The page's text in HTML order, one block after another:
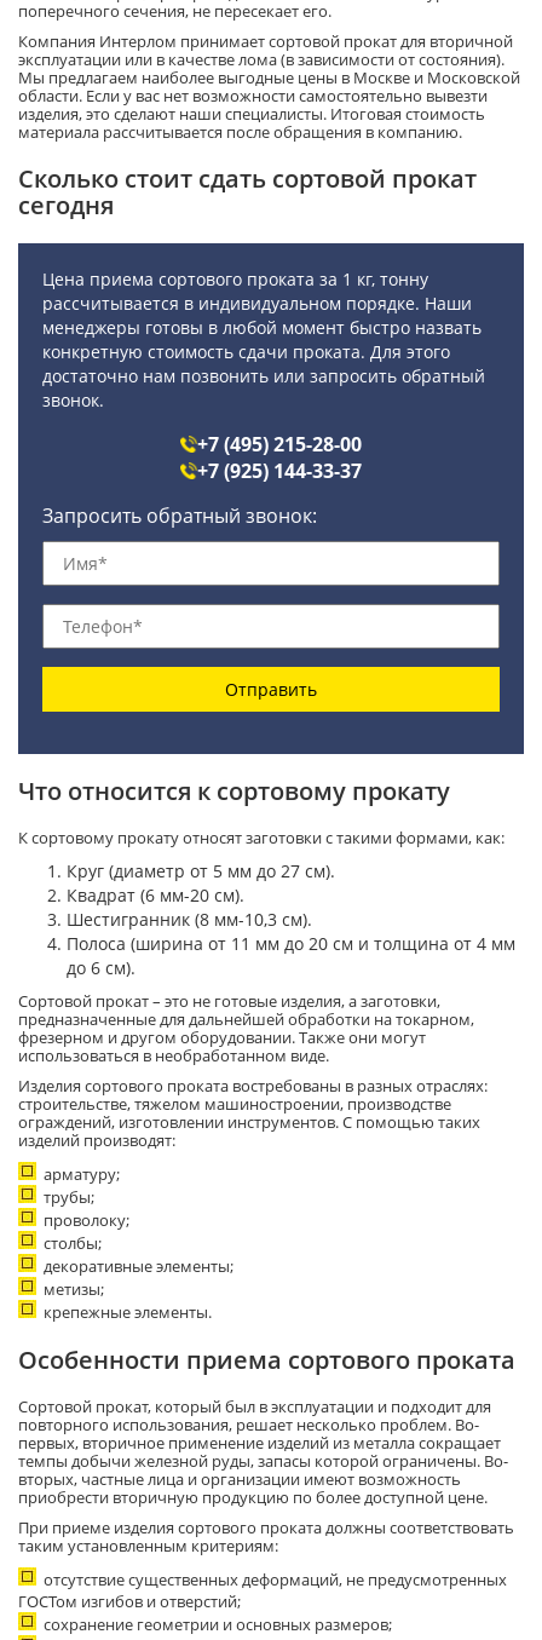
поперечного сечения, не пересекает его.
Компания Интерлом принимает сортовой прокат для вторичной
эксплуатации или в качестве лома (в зависимости от состояния).
Мы предлагаем наиболее выгодные цены в Москве и Московской
области. Если у вас нет возможности самостоятельно вывезти
изделия, это сделают наши специалисты. Итоговая стоимость
материала рассчитывается после обращения в компанию.
Сколько стоит сдать сортовой прокат
сегодня
Цена приема сортового проката за 1 кг, тонну
рассчитывается в индивидуальном порядке. Наши
менеджеры готовы в любой момент быстро назвать
конкретную стоимость сдачи проката. Для этого
достаточно нам позвонить или запросить обратный
звонок.
+7 (495) 215-28-00
+7 (925) 144-33-37
Запросить обратный звонок:
Отправить
Что относится к сортовому прокату
К сортовому прокату относят заготовки с такими формами, как:
Круг (диаметр от 5 мм до 27 см).
Квадрат (6 мм-20 см).
Шестигранник (8 мм-10,3 см).
Полоса (ширина от 11 мм до 20 см и толщина от 4 мм
до 6 см).
Сортовой прокат – это не готовые изделия, а заготовки,
предназначенные для дальнейшей обработки на токарном,
фрезерном и другом оборудовании. Также они могут
использоваться в необработанном виде.
Изделия сортового проката востребованы в разных отраслях:
строительстве, тяжелом машиностроении, производстве
ограждений, изготовлении инструментов. С помощью таких
изделий производят:
арматуру;
трубы;
проволоку;
столбы;
декоративные элементы;
метизы;
крепежные элементы.
Особенности приема сортового проката
Сортовой прокат, который был в эксплуатации и подходит для
повторного использования, решает несколько проблем. Во-
первых, вторичное применение изделий из металла сокращает
темпы добычи железной руды, запасы которой ограничены. Во-
вторых, частные лица и организации имеют возможность
приобрести вторичную продукцию по более доступной цене.
При приеме изделия сортового проката должны соответствовать
таким установленным критериям:
отсутствие существенных деформаций, не предусмотренных
ГОСТом изгибов и отверстий;
сохранение геометрии и основных размеров;